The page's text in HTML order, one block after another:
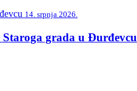
14. srpnja 2026.
grada u Đurđevcu